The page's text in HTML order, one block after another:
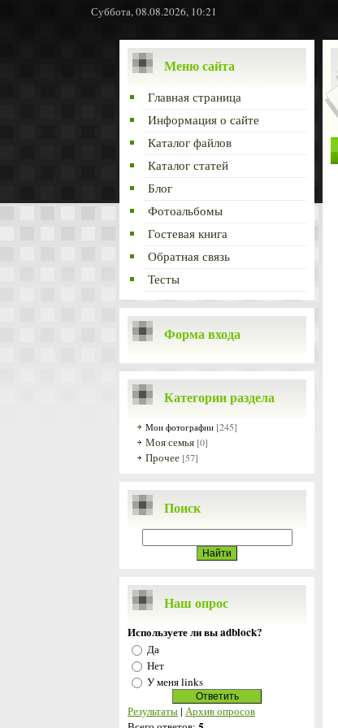
Суббота, 08.08.2026, 10:21
Меню сайта
Главная страница
Информация о сайте
Каталог файлов
Каталог статей
Блог
Фотоальбомы
Гостевая книга
Обратная связь
Тесты
Форма входа
Категории раздела
Мои фотографии [245]
Моя семья [0]
Прочее [57]
Поиск
Наш опрос
Используете ли вы adblock?
Да
Нет
У меня links
Результаты| Архив опросов